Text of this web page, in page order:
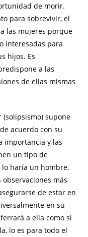
de morir.
para sobrevivir, el
las mujeres porque
interesadas para
hijos. Es
a las
de ellas mismas
supone
acuerdo con su
importancia y las
un tipo de
lo haría un hombre.
más
de estar en
en su
a ella como si
lo es para todo el